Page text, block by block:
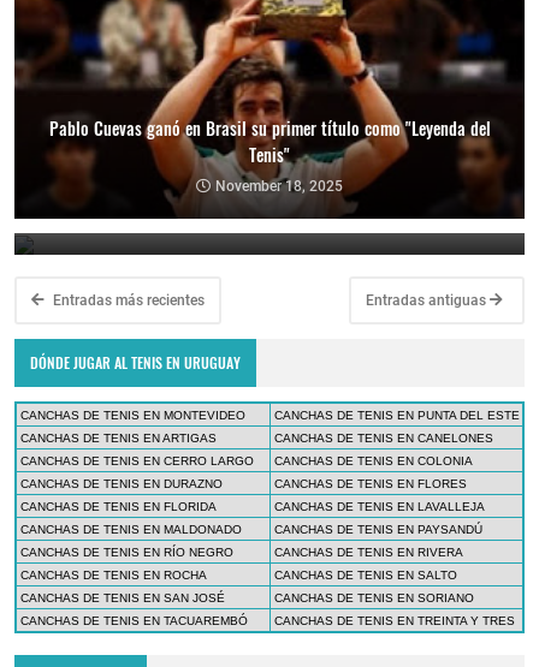
Pablo Cuevas ganó en Brasil su primer título como "Leyenda del
Tenis"
November 18, 2025
Copa Davis 2024: Uruguay enfrentará a Bolivia como visitante por
el Grupo Mundial II
February 10, 2024
Entradas más recientes Entradas antiguas
DÓNDE JUGAR AL TENIS EN URUGUAY
CANCHAS DE TENIS EN MONTEVIDEO
CANCHAS DE TENIS EN PUNTA DEL ESTE
CANCHAS DE TENIS EN ARTIGAS
CANCHAS DE TENIS EN CANELONES
CANCHAS DE TENIS EN CERRO LARGO
CANCHAS DE TENIS EN COLONIA
CANCHAS DE TENIS EN DURAZNO
CANCHAS DE TENIS EN FLORES
CANCHAS DE TENIS EN FLORIDA
CANCHAS DE TENIS EN LAVALLEJA
CANCHAS DE TENIS EN MALDONADO
CANCHAS DE TENIS EN PAYSANDÚ
CANCHAS DE TENIS EN RÍO NEGRO
CANCHAS DE TENIS EN RIVERA
CANCHAS DE TENIS EN ROCHA
CANCHAS DE TENIS EN SALTO
CANCHAS DE TENIS EN SAN JOSÉ
CANCHAS DE TENIS EN SORIANO
CANCHAS DE TENIS EN TACUAREMBÓ
CANCHAS DE TENIS EN TREINTA Y TRES